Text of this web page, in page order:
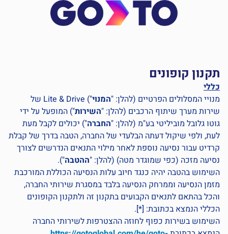
תקנון קופונים
כללי
מנויי המסלולים הפרטיים (להלן: "המנוי
") Lite & Drive של
שירות מערך שיתוף הרכבים (להלן: "השירות") המופעל על ידי
גוטו גלובל מוביליטי בע"מ (להלן: "החברה") יכולים לקבל מעת
לעת, ולפי שיקול דעתה הבלעדי של החברה, הטבה בדרך של קבלת
קרדיט עבור נסיעה נוספת לאחר מילוי התנאים הנדרשים לצורך
נסיעה מזכה (כפי שמוגדר מטה) (להלן: "ההטבה").
השימוש בהטבה יהיה כנגד חיוב עלות הנסיעה הכוללת המורכבת
מזמן הנסיעה וממרחק הנסיעה בלבד במסגרת שירותי החברה,
והכל בהתאם לתנאים הקבועים בתקנון זה ולתקנון הקופונים
הכללי הנמצא בכתובת: [*].
השימוש בשירות כפוף לחוזה ההצטרפות לשירותי החברה